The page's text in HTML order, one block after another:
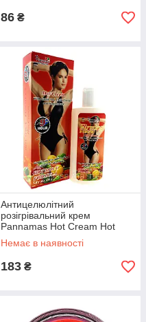
86 ₴
Антицелюлітний
розігрівальний крем
Pannamas Hot Cream Hot
Spicy Formula/Таїланд/100
мл.,
Немає в наявності
183 ₴